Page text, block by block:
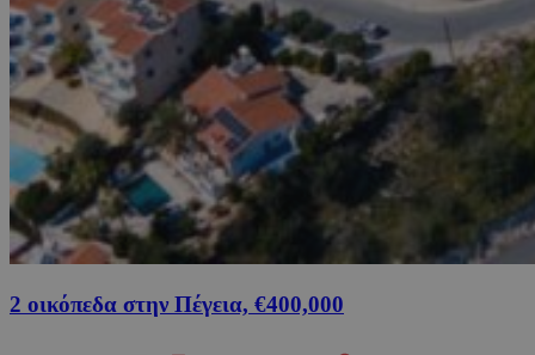
2 οικόπεδα στην Πέγεια, €400,000